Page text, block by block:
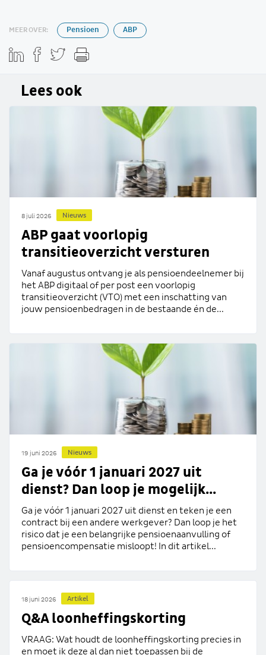
MEER OVER: Pensioen ABP
Lees ook
8 juli 2026 Nieuws
ABP gaat voorlopig
transitieoverzicht versturen
Vanaf augustus ontvang je als pensioendeelnemer bij
het ABP digitaal of per post een voorlopig
transitieoverzicht (VTO) met een inschatting van
jouw pensioenbedragen in de bestaande én de...
19 juni 2026 Nieuws
Ga je vóór 1 januari 2027 uit
dienst? Dan loop je mogelijk...
Ga je vóór 1 januari 2027 uit dienst en teken je een
contract bij een andere werkgever? Dan loop je het
risico dat je een belangrijke pensioenaanvulling of
pensioencompensatie misloopt! In dit artikel...
18 juni 2026 Artikel
Q&A loonheffingskorting
VRAAG: Wat houdt de loonheffingskorting precies in
en moet ik deze al dan niet toepassen bij de